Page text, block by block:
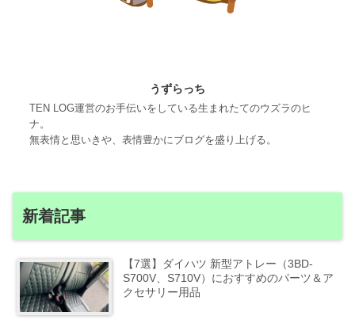
うずらっち
TEN LOG運営のお手伝いをしている生まれたてのウズラのヒ
ナ。
無表情と思いきや、表情豊かにブログを盛り上げる。
新着記事
【7選】ダイハツ 新型アトレー（3BD-
S700V、S710V）におすすめのパーツ＆ア
クセサリー用品